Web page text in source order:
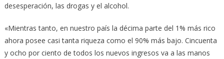
desesperación, las drogas y el alcohol.
«Mientras tanto, en nuestro país la décima parte del 1% más rico
ahora posee casi tanta riqueza como el 90% más bajo. Cincuenta
y ocho por ciento de todos los nuevos ingresos va a las manos